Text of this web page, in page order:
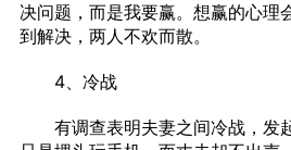
决问题，而是我要赢。想赢的心理
到解决，两人不欢而散。
4、冷战
有调查表明夫妻之间冷战，发起